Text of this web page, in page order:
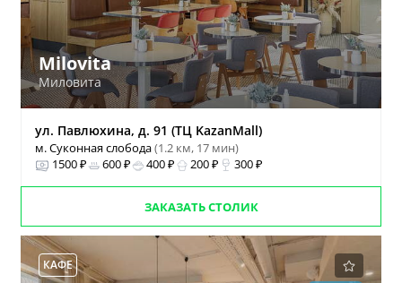
Milovita
Миловита
ул. Павлюхина, д. 91 (ТЦ KazanMall)
м. Суконная слобода(1.2 км, 17 мин)
1500 ₽
600 ₽ 400 ₽ 200 ₽ 300 ₽
ЗАКАЗАТЬ СТОЛИК
КАФЕ